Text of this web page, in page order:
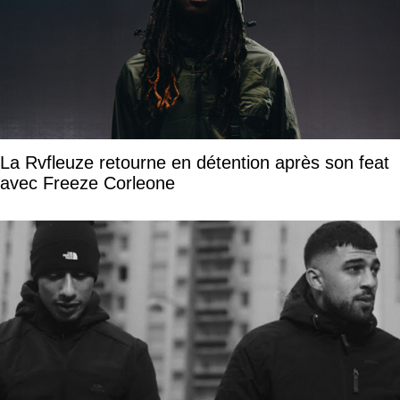
La Rvfleuze retourne en détention après son feat
avec Freeze Corleone